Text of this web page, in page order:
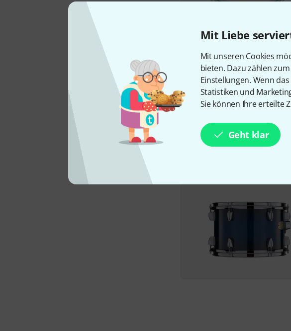
Mit Liebe
Mit unseren Cookies
bieten. Dazu zählen
Einstellungen. Wenn
Statistiken und
Sie können Ihre erteilte
Geht klar